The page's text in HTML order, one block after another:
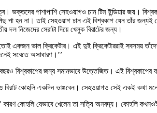
ভক্তদের পাশাপাশি সেহওয়াগও চান টিম ইন্ডিয়ার জয়।
হন না। তাই সেহওয়াগ চান এই বিশ্বকাপ যেন তাঁর জন্যই
দল নিজেদের সেরাটা দিয়ে খেলুক বিরাটের জন্য।
একজন ভাল ক্রিকেটার। এই দুই ক্রিকেটাররাই সবসময়
সবেতে অসাধারণ।’’
বিশ্বকাপের জন্য সমানভাবে উত্তেজিত। এই
বিরাট কোহলি একদিন ভাঙবেন। সেহওয়াগও সেই একই কথা
কোহলি যেভাবে খেলেন তা সত্যি অনবদ্য। কোহলি কখনওই